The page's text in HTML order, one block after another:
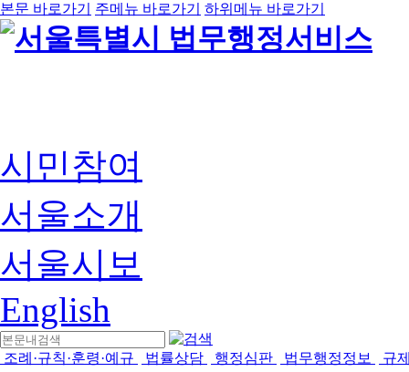
본문 바로가기 주메뉴 바로가기 하위메뉴 바로가기
시민참여
서울소개
서울시보
English
조례·규칙·훈령·예규 법률상담 행정심판 법무행정정보 규